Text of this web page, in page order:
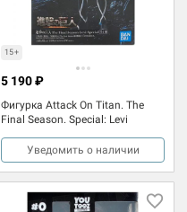
15+
Фигурка Attack On Titan. The
Final Season. Special: Levi
5 190 ₽
Уведомить о наличии